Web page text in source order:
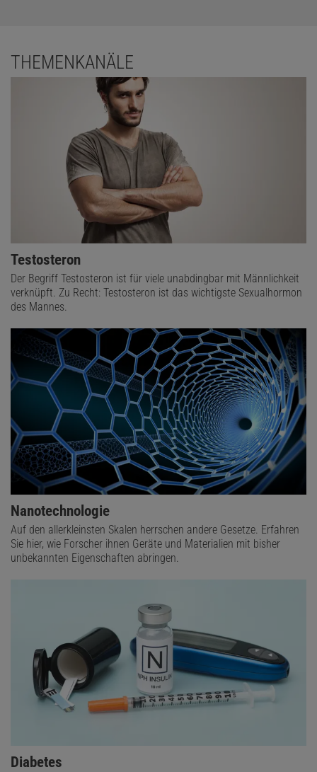
THEMENKANÄLE
Testosteron
Der Begriff Testosteron ist für viele unabdingbar mit Männlichkeit
verknüpft. Zu Recht: Testosteron ist das wichtigste Sexualhormon
des Mannes.
Nanotechnologie
Auf den allerkleinsten Skalen herrschen andere Gesetze. Erfahren
Sie hier, wie Forscher ihnen Geräte und Materialien mit bisher
unbekannten Eigenschaften abringen.
Diabetes